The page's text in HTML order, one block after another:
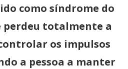
como síndrome do
perdeu totalmente a
os impulsos
a pessoa a manter